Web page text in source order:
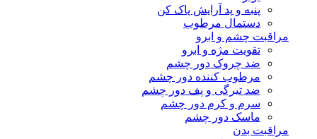
پنبه و پد آرایش پاک کن
دستمال مرطوب
مراقبت چشم و ابرو
تقویت مژه و ابرو
ضد چروک دور چشم
مرطوب کننده دور چشم
ضد تیرگی و پف دور چشم
سرم و کرم دور چشم
ماسک دور چشم
مراقبت بدن